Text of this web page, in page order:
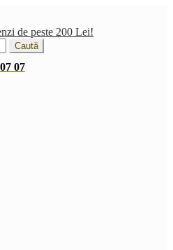
de peste 200 Lei!
Caută
07